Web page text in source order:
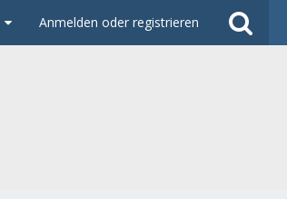
Anmelden oder registrieren